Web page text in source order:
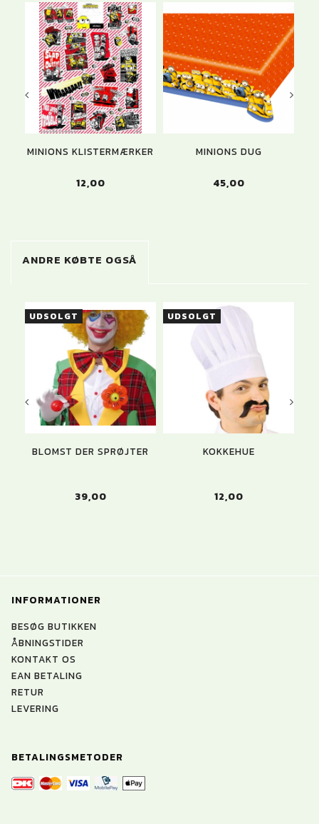
MINIONS KLISTERMÆRKER
12,00
MINIONS DUG
45,00
ANDRE KØBTE OGSÅ
UDSOLGT
BLOMST DER SPRØJTER
39,00
UDSOLGT
KOKKEHUE
12,00
INFORMATIONER
BESØG BUTIKKEN
ÅBNINGSTIDER
KONTAKT OS
EAN BETALING
RETUR
LEVERING
BETALINGSMETODER